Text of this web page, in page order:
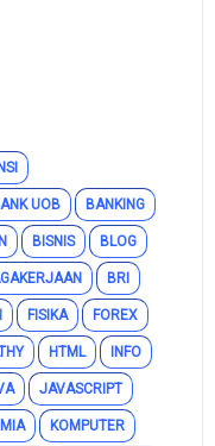
UOB BANKING
BISNIS BLOG
BRI
FISIKA FOREX
HTML INFO
JAVASCRIPT
KOMPUTER